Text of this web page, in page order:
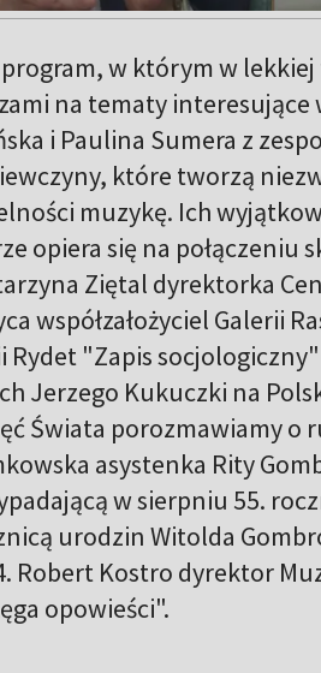
w którym w
na tematy interesujące
i Paulina Sumera z
które tworzą
muzykę. Ich
opiera się na połączeniu
Ziętal dyrektorka
współzałożyciel Galerii
"Zapis
Jerzego Kukuczki na
Świata porozmawiamy
asystenka Rity
w sierpniu 55.
urodzin Witolda
Robert Kostro dyrektor
opowieści".